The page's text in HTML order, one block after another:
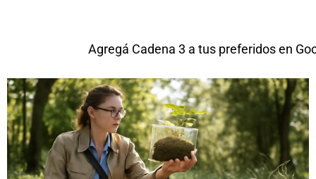
Agregá Cadena 3 a tus preferidos en